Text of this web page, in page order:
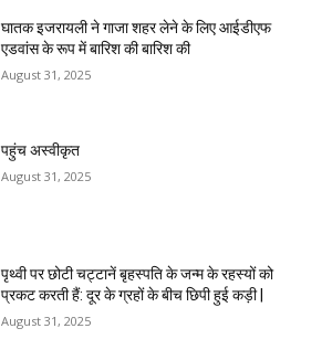
घातक इजरायली ने गाजा शहर लेने के लिए आईडीएफ
एडवांस के रूप में बारिश की बारिश की
August 31, 2025
पहुंच अस्वीकृत
August 31, 2025
पृथ्वी पर छोटी चट्टानें बृहस्पति के जन्म के रहस्यों को
प्रकट करती हैं: दूर के ग्रहों के बीच छिपी हुई कड़ी |
August 31, 2025